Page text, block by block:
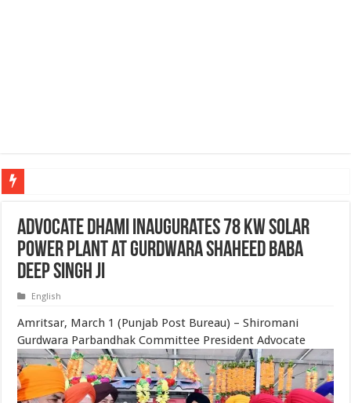
Advocate Dhami inaugurates 78 KW solar
power plant at Gurdwara Shaheed Baba
Deep Singh Ji
English
Amritsar, March 1 (Punjab Post Bureau) – Shiromani
Gurdwara Parbandhak Committee President Advocate